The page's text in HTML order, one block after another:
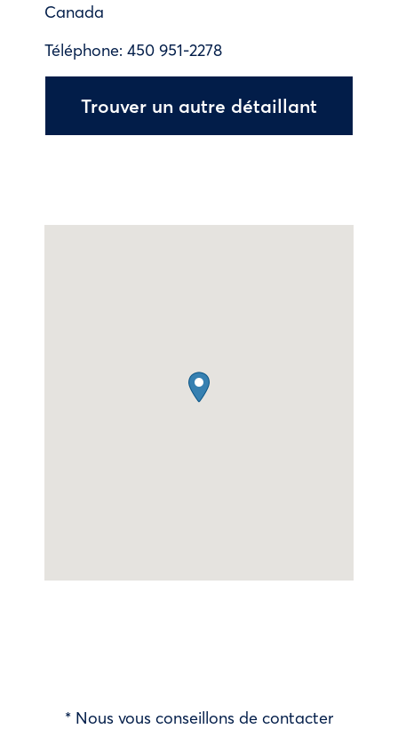
Canada
Téléphone: 450 951-2278
Trouver un autre détaillant
* Nous vous conseillons de contacter